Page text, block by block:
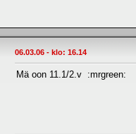
06.03.06 - klo: 16.14
Mä oon 11.1/2.v :mrgreen: